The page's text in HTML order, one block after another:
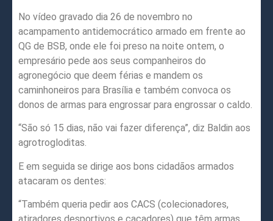
No vídeo gravado dia 26 de novembro no
acampamento antidemocrático armado em frente ao
QG de BSB, onde ele foi preso na noite ontem, o
empresário pede aos seus companheiros do
agronegócio que deem férias e mandem os
caminhoneiros para Brasília e também convoca os
donos de armas para engrossar para engrossar o caldo.
“São só 15 dias, não vai fazer diferença”, diz Baldin aos
agrotrogloditas.
E em seguida se dirige aos bons cidadãos armados
atacaram os dentes:
“Também queria pedir aos CACS (colecionadores,